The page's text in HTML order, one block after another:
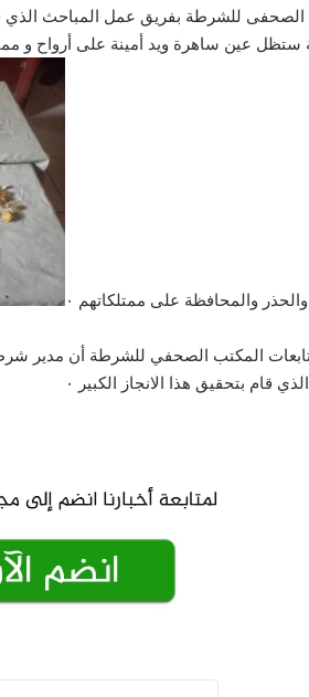
للشرطة بفريق عمل المباحث الذي
عين ساهرة ويد أمينة على أرواح و
والمحافظة على ممتلكاتهم ٠
المكتب الصحفي للشرطة أن مدير
قام بتحقيق هذا الانجاز الكبير ٠